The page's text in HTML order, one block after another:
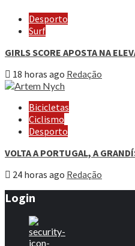
Desporto
Surf
GIRLS SCORE APOSTA NA
18 horas ago Redação
Bicicletas
Ciclismo
Desporto
VOLTA A PORTUGAL, A
24 horas ago Redação
Login